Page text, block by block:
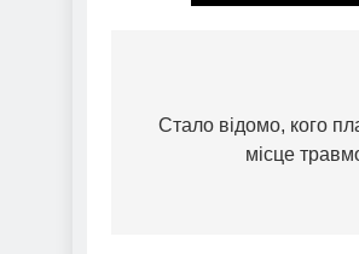
записів
Стало відомо, кого
місце